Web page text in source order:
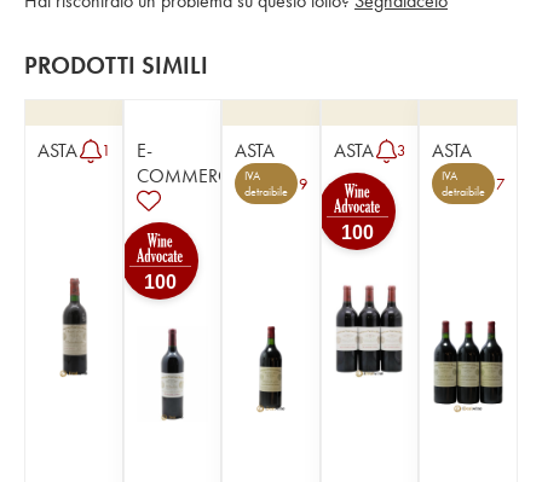
PRODOTTI SIMILI
ASTA 1
E-
COMMERCE
100
ASTA
IVA
detraibile
9
ASTA 3
100
ASTA
IVA
detraibile
7